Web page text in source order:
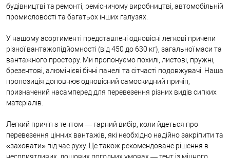
будівництві та ремонті, ремісничому виробництві, автомобільній
промисловості та багатьох інших галузях.
У нашому асортименті представлені одновісні легкові причепи
різної вантажопідйомності (від 450 до 630 кг), загальної маси та
вантажного простору. Ми пропонуємо похилі, листові, пружні,
брезентові, алюмінієві бічні панелі та сітчасті подовжувачі. Наша
пропозиція доповнює одновісний самоскидний причіп,
призначений насамперед для перевезення різних видів сипких
матеріалів.
Легкий причіп з тентом — гарний вибір, коли йдеться про
перевезення цінних вантажів, які необхідно надійно закріпити та
«заховати» під час руху. Це також рекомендоване рішення в